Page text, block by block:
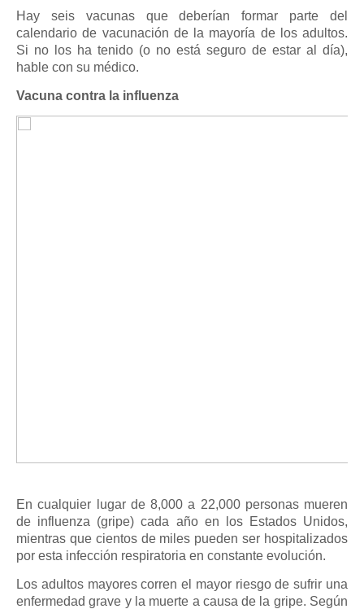
Hay seis vacunas que deberían formar parte del
calendario de vacunación de la mayoría de los adultos.
Si no los ha tenido (o no está seguro de estar al día),
hable con su médico.
Vacuna contra la influenza
En cualquier lugar de 8,000 a 22,000 personas mueren
de influenza (gripe) cada año en los Estados Unidos,
mientras que cientos de miles pueden ser hospitalizados
por esta infección respiratoria en constante evolución.
Los adultos mayores corren el mayor riesgo de sufrir una
enfermedad grave y la muerte a causa de la gripe. Según